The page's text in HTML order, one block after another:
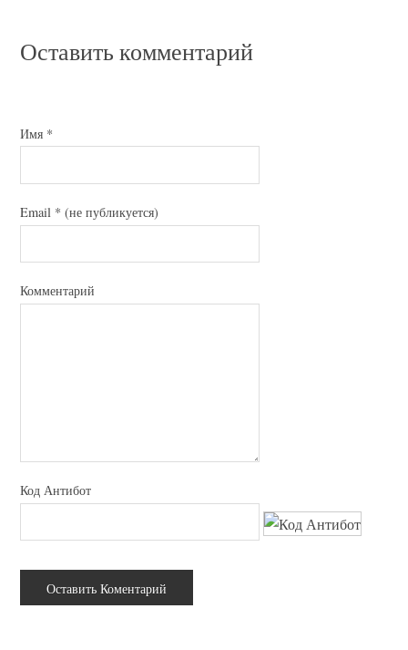
Оставить комментарий
Имя *
Email * (не публикуется)
Комментарий
Код Антибот